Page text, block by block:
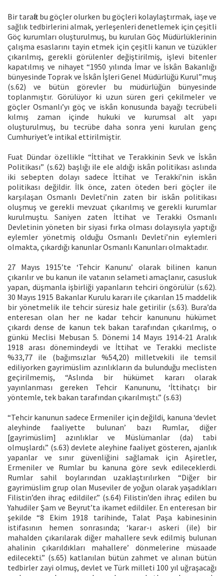
Bir tarafta bu göçler olurken bu göçleri kolaylaştırmak, iaşe ve
sağlık tedbirlerini almak, yerleşenleri denetlemek için çeşitli
Göç kurumları oluşturulmuş, bu kurulan Göç Müdürlüklerinin
çalışma esaslarını tayin etmek için çeşitli kanun ve tüzükler
çıkarılmış, gerekli görülenler değiştirilmiş, işlevi bitenler
kapatılmış ve nihayet “1950 yılında İmar ve İskân Bakanlığı
bünyesinde Toprak ve İskân İşleri Genel Müdürlüğü Kurul”muş
(s.62) ve bütün görevler bu müdürlüğün bünyesinde
toplanmıştır. Görülüyor ki uzun süren geri çekilmeler ve
göçler Osmanlı’yı göç ve iskân konusunda bayağı tecrübeli
kılmış zaman içinde hukuki ve kurumsal alt yapı
oluşturulmuş, bu tecrübe daha sonra yeni kurulan genç
Cumhuriyet’e intikal ettirilmiştir.
Fuat Dündar özellikle “İttihat ve Terakkinin Sevk ve İskân
Politikası” (s.62) başlığı ile ele aldığı iskân politikası aslında
iki sebepten dolayı sadece İttihat ve Terakki’nin iskân
politikası değildir. İlk önce, zaten öteden beri göçler ile
karşılaşan Osmanlı Devleti’nin zaten bir iskân politikası
oluşmuş ve gerekli mevzuat çıkarılmış ve gerekli kurumlar
kurulmuştu. Saniyen zaten İttihat ve Terakki Osmanlı
Devletinin yöneten bir siyasi fırka olması dolayısıyla yaptığı
eylemler yönetmiş olduğu Osmanlı Devleti’nin eylemleri
olmakta, çıkardığı kanunlar Osmanlı Kanunları olmaktadır.
27 Mayıs 1915’te ‘Tehcir Kanunu’ olarak bilinen kanun
çıkarılır ve bu kanun ile vatanın selameti amaçlanır, casusluk
yapan, düşmanla işbirliği yapanların tehciri öngörülür (s.62).
30 Mayıs 1915 Bakanlar Kurulu kararı ile çıkarılan 15 maddelik
bir yönetmelik ile tehcir süresiz hale getirilir (s.63). Bura’da
enteresan olan her ne kadar tehcir kanununu hükümet
çıkardı dense de kanun tek bakan tarafından çıkarılmış, o
günkü Meclisi Mebusan 5. Dönemi 14 Mayıs 1914-21 Aralık
1918 arası dönemindeydi ve İttihat ve Terakki mecliste
%33,77 ile (bağımsızlar %54,20) milletvekili ile temsil
ediliyorken gayrimüslim azınlıkların da bulunduğu meclisten
geçirilmemiş, “Aslında bir hükümet kararı olarak
yayınlanması gereken Tehcir Kanununu, ‘İttihatçı bir
yöntemle, tek bakan tarafından çıkarılmıştı.” (s.63)
“Tehcir kanunun sadece Ermeniler için değildi, kanuna ‘devlet
aleyhinde faaliyette bulunan’ bazı Rumlar, diğer
[gayrimüslim] azınlıklar ve Müslümanlar (da) tabi
olmuşlardı.” (s.63) devlete aleyhine faaliyet gösteren, ajanlık
yapanlar ve sınır güvenliğini sağlamak için Aşiretler,
Ermeniler ve Rumlar bu kanuna göre sevk edileceklerdi.
Rumlar sahil boylarından uzaklaştırılırken “Diğer bir
gayrimüslim grup olan Museviler de yoğun olarak yaşadıkları
Filistin’den ihraç edildiler.” (s.64) Filistin’den ihraç edilen bu
Yahudiler Şam ve Beyrut’ta ikamet edildiler. En enteresan bir
şekilde “8 Ekim 1918 tarihinde, Talat Paşa kabinesinin
istifasının hemen sonrasında; ‘karar-ı askeri (ile) bir
mahalden çıkarılarak diğer mahallere sevk edilmiş bulunan
ahalinin çıkarıldıkları mahallere’ dönmelerine müsaade
edilecekti.” (s.65) katlanılan bütün zahmet ve alınan bütün
tedbirler zayi olmuş, devlet ve Türk milleti 100 yıl uğraşacağı